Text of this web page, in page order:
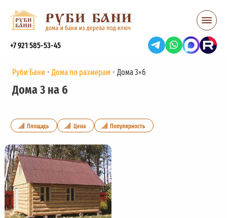
+7 921 585-53-45
Руби Бани Дома по размерам Дома 3×6
Дома 3 на 6
Площадь Цена Популярность